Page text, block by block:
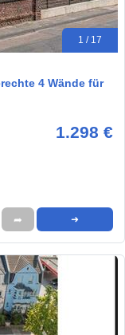
1 / 17
4 Wände für
1.298 €
➦ ➜